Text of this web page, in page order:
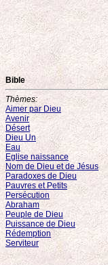
Bible
Thèmes:
Aimer par Dieu
Avenir
Désert
Dieu Un
Eau
Eglise naissance
Nom de Dieu et de Jésus
Paradoxes de Dieu
Pauvres et Petits
Persécution
Abraham
Peuple de Dieu
Puissance de Dieu
Rédemption
Serviteur